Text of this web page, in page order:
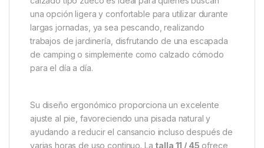
Fox Khaki Clogs – Talla 11 / 45
Comodidad superior para el uso
diario y actividades al aire libre
LosFox Khaki Clogs – Talla 11 / 45han sido
diseñados para ofrecer un equilibrio perfecto entre
comodidad, resistencia y funcionalidad. Este práctico
calzado tipo zueco es ideal para quienes buscan